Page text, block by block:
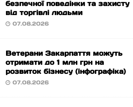
безпечної поведінки та захисту
від торгівлі людьми
07.08.2026
Ветерани Закарпаття можуть
отримати до 1 млн грн на
розвиток бізнесу (інфографіка)
07.08.2026